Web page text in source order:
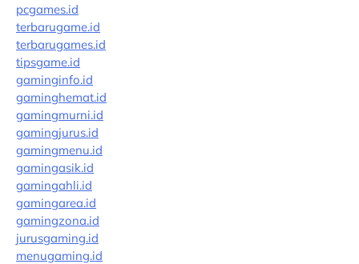
pcgames.id
terbarugame.id
terbarugames.id
tipsgame.id
gaminginfo.id
gaminghemat.id
gamingmurni.id
gamingjurus.id
gamingmenu.id
gamingasik.id
gamingahli.id
gamingarea.id
gamingzona.id
jurusgaming.id
menugaming.id